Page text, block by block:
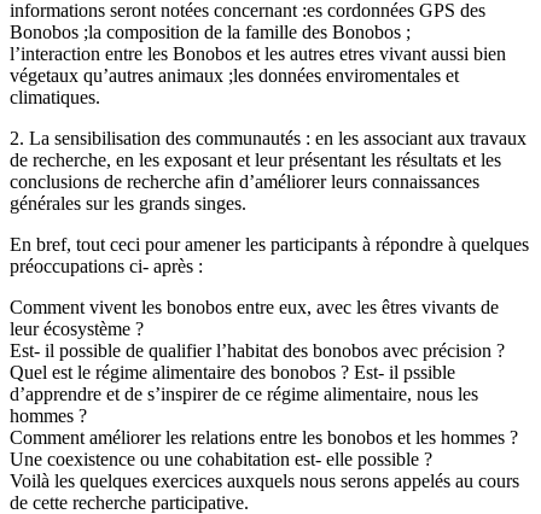
informations seront notées concernant :es cordonnées GPS des
Bonobos ;la composition de la famille des Bonobos ;
l’interaction entre les Bonobos et les autres etres vivant aussi bien
végetaux qu’autres animaux ;les données enviromentales et
climatiques.
2. La sensibilisation des communautés : en les associant aux travaux
de recherche, en les exposant et leur présentant les résultats et les
conclusions de recherche afin d’améliorer leurs connaissances
générales sur les grands singes.
En bref, tout ceci pour amener les participants à répondre à quelques
préoccupations ci- après :
Comment vivent les bonobos entre eux, avec les êtres vivants de
leur écosystème ?
Est- il possible de qualifier l’habitat des bonobos avec précision ?
Quel est le régime alimentaire des bonobos ? Est- il pssible
d’apprendre et de s’inspirer de ce régime alimentaire, nous les
hommes ?
Comment améliorer les relations entre les bonobos et les hommes ?
Une coexistence ou une cohabitation est- elle possible ?
Voilà les quelques exercices auxquels nous serons appelés au cours
de cette recherche participative.